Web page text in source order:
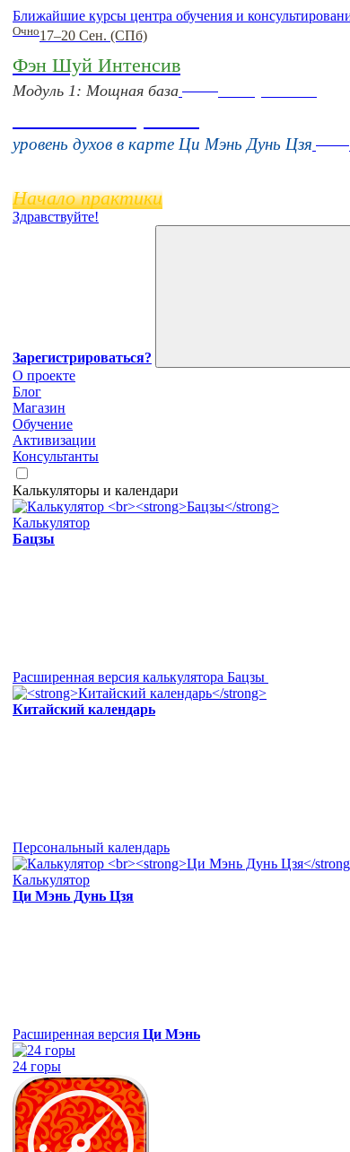
Ближайшие курсы центра обучения и
Очно17–20 Сен. (СПб)
Фэн Шуй Интенсив
Модуль 1: Мощная база
уровень духов в карте Ци Мэнь Дунь Цзя
Начало практики
Здравствуйте!
Зарегистрироваться?
О проекте
Блог
Магазин
Обучение
Активизации
Консультанты
Калькуляторы и календари
Калькулятор
Бацзы
Расширенная версия калькулятора Бацзы
Китайский календарь
Персональный календарь
Калькулятор
Ци Мэнь Дунь Цзя
Расширенная версия Ци Мэнь
24 горы